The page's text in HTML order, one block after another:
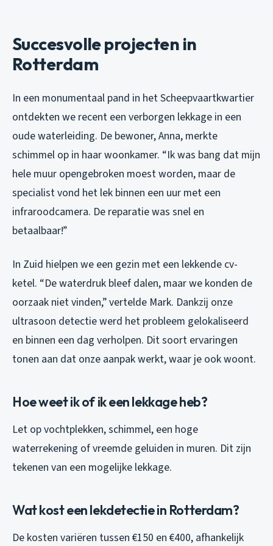
Succesvolle projecten in
Rotterdam
In een monumentaal pand in het Scheepvaartkwartier
ontdekten we recent een verborgen lekkage in een
oude waterleiding. De bewoner, Anna, merkte
schimmel op in haar woonkamer. “Ik was bang dat mijn
hele muur opengebroken moest worden, maar de
specialist vond het lek binnen een uur met een
infraroodcamera. De reparatie was snel en
betaalbaar!”
In Zuid hielpen we een gezin met een lekkende cv-
ketel. “De waterdruk bleef dalen, maar we konden de
oorzaak niet vinden,” vertelde Mark. Dankzij onze
ultrasoon detectie werd het probleem gelokaliseerd
en binnen een dag verholpen. Dit soort ervaringen
tonen aan dat onze aanpak werkt, waar je ook woont.
Hoe weet ik of ik een lekkage heb?
Let op vochtplekken, schimmel, een hoge
waterrekening of vreemde geluiden in muren. Dit zijn
tekenen van een mogelijke lekkage.
Wat kost een lekdetectie in Rotterdam?
De kosten variëren tussen €150 en €400, afhankelijk